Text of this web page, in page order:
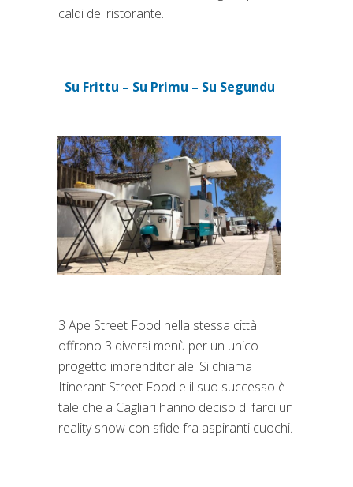
caldi del ristorante.
Su Frittu – Su Primu – Su Segundu
(si apre in una nuova scheda)
3 Ape Street Food nella stessa città
offrono 3 diversi menù per un unico
progetto imprenditoriale. Si chiama
Itinerant Street Food e il suo successo è
tale che a Cagliari hanno deciso di farci un
reality show con sfide fra aspiranti cuochi.